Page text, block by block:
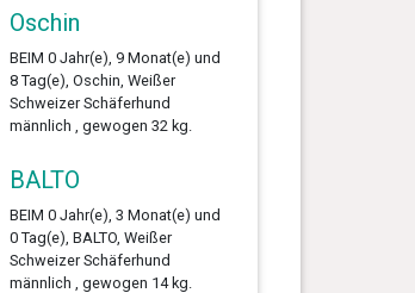
Oschin
BEIM 0 Jahr(e), 9 Monat(e) und
8 Tag(e), Oschin, Weißer
Schweizer Schäferhund
männlich , gewogen 32 kg.
BALTO
BEIM 0 Jahr(e), 3 Monat(e) und
0 Tag(e), BALTO, Weißer
Schweizer Schäferhund
männlich , gewogen 14 kg.